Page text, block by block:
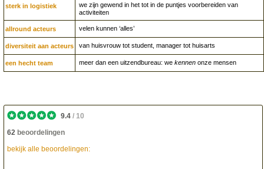
sterk in logistiek
we zijn gewend in het tot in de puntjes voorbereiden van
activiteiten
allround acteurs velen kunnen ‘alles’
diversiteit aan acteurs van huisvrouw tot student, manager tot huisarts
een hecht team meer dan een uitzendbureau: we kennen onze mensen
9.4 / 10
62 beoordelingen
bekijk alle beoordelingen: